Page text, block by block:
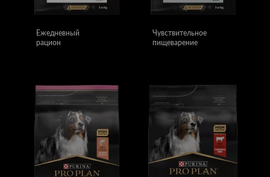
Ежедневный
рацион
Чувствительное
пищеварение